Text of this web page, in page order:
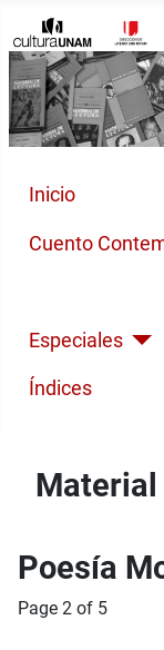
Inicio
Cuento
Especiales
Índices
Material
Poesía
Page 2 of 5